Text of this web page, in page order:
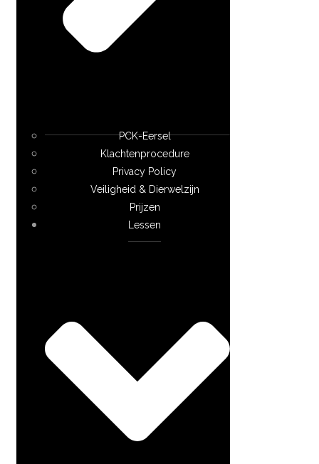
PCK-Eersel
Klachtenprocedure
Privacy Policy
Veiligheid & Dierwelzijn
Prijzen
Lessen